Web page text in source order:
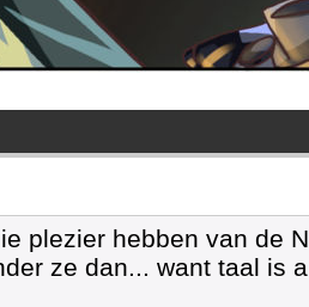
plezier hebben van de
ze dan... want taal is